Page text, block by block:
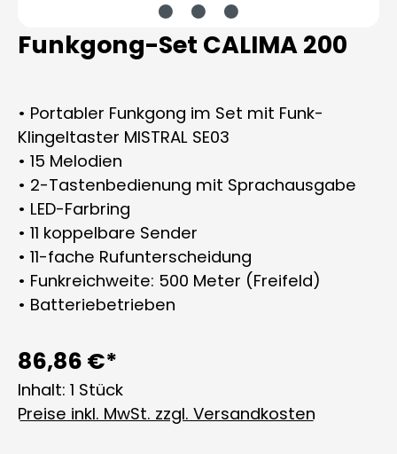
Funkgong-Set CALIMA 200
• Portabler Funkgong im Set mit Funk-
Klingeltaster MISTRAL SE03
• 15 Melodien
• 2-Tastenbedienung mit Sprachausgabe
• LED-Farbring
• 11 koppelbare Sender
• 11-fache Rufunterscheidung
• Funkreichweite: 500 Meter (Freifeld)
• Batteriebetrieben
86,86 €*
Inhalt: 1 Stück
Preise inkl. MwSt. zzgl. Versandkosten